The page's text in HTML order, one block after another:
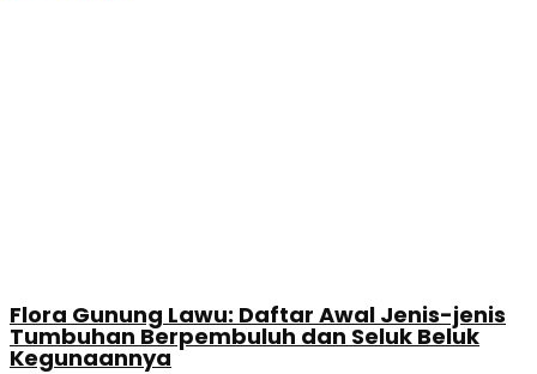
Flora Gunung Lawu: Daftar Awal Jenis-jenis
Tumbuhan Berpembuluh dan Seluk Beluk
Kegunaannya